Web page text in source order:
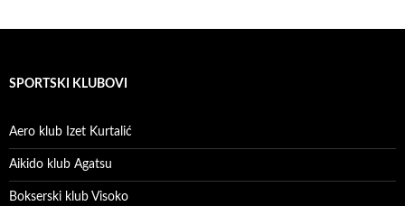
SPORTSKI KLUBOVI
Aero klub Izet Kurtalić
Aikido klub Agatsu
Bokserski klub Visoko